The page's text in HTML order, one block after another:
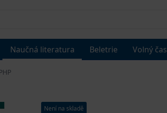
Naučná literatura Beletrie Volný čas
Není na skladě